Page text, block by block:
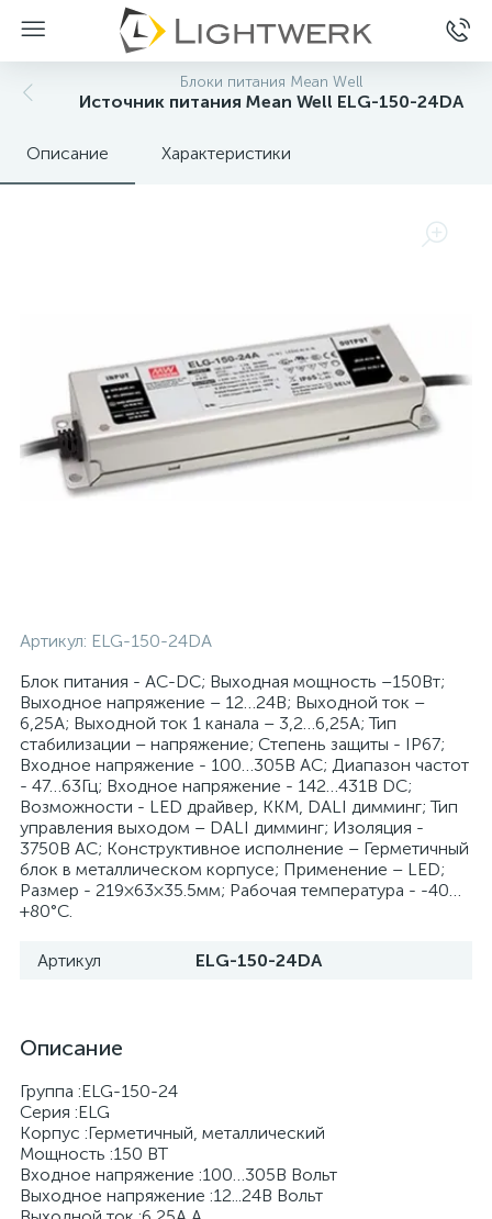
Блоки питания Mean Well
Источник питания Mean Well ELG-150-24DA
Описание Характеристики
Артикул: ELG-150-24DA
Блок питания - AC-DC; Выходная мощность –150Вт;
Выходное напряжение – 12…24В; Выходной ток –
6,25А; Выходной ток 1 канала – 3,2…6,25А; Тип
стабилизации – напряжение; Степень защиты - IP67;
Входное напряжение - 100…305В AC; Диапазон частот
- 47…63Гц; Входное напряжение - 142…431В DC;
Возможности - LED драйвер, ККМ, DALI димминг; Тип
управления выходом – DALI димминг; Изоляция -
3750В AC; Конструктивное исполнение – Герметичный
блок в металлическом корпусе; Применение – LED;
Размер - 219×63×35.5мм; Рабочая температура - -40…
+80°С.
Артикул ELG-150-24DA
Описание
Группа :ELG-150-24
Серия :ELG
Корпус :Герметичный, металлический
Мощность :150 BT
Входное напряжение :100…305В Вольт
Выходное напряжение :12...24В Вольт